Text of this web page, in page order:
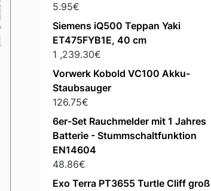
5.95€
Siemens iQ500 Teppan Yaki
ET475FYB1E, 40 cm
1 ,239.30€
Vorwerk Kobold VC100 Akku-
Staubsauger
126.75€
6er-Set Rauchmelder mit 1 Jahres
Batterie - Stummschaltfunktion
EN14604
48.86€
Exo Terra PT3655 Turtle Cliff groß